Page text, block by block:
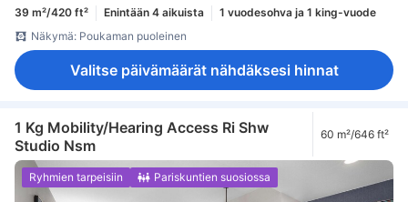
39 m²/420 ft² Enintään 4 aikuista
1 vuodesohva ja 1 king-vuode
Näkymä: Poukaman puoleinen
Valitse päivämäärät nähdäksesi hinnat
1 Kg Mobility/Hearing Access Ri Shw
Studio Nsm
60 m²/646 ft²
Ryhmien tarpeisiin Pariskuntien suosiossa